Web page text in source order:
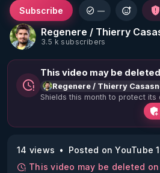
Regenere / Thierry
3.5 k subscribers
Subscribe —
This video may be
Regenere / Thierry
Shields this month to protect its
14 views
Posted on YouTube
This video may be deleted